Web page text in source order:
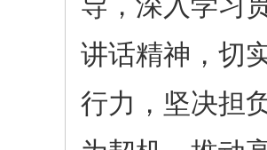
讲话精神，切
行力，坚决担